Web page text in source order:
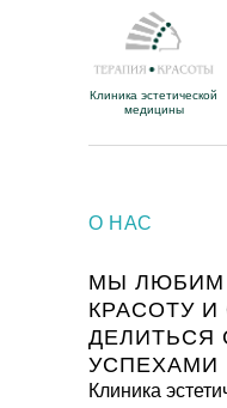
Клиника эстетической
медицины
Клиника
МЫ ЛЮБИМ
КРАСОТУ
ДЕЛИТЬСЯ
УСПЕХАМИ
О НАС